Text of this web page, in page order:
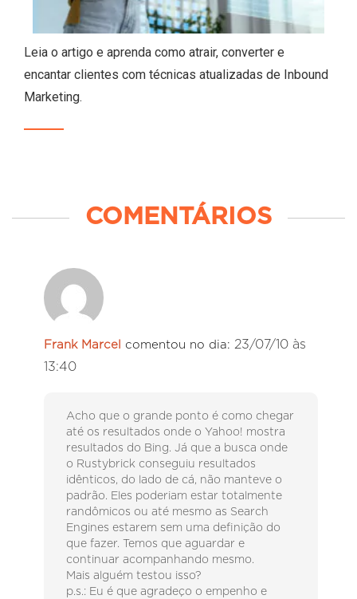
Leia o artigo e aprenda como atrair, converter e
encantar clientes com técnicas atualizadas de Inbound
Marketing.
COMENTÁRIOS
Frank Marcel comentou no dia: 23/07/10 às
13:40
Acho que o grande ponto é como chegar
até os resultados onde o Yahoo! mostra
resultados do Bing. Já que a busca onde
o Rustybrick conseguiu resultados
idênticos, do lado de cá, não manteve o
padrão. Eles poderiam estar totalmente
randômicos ou até mesmo as Search
Engines estarem sem uma definição do
que fazer. Temos que aguardar e
continuar acompanhando mesmo.
Mais alguém testou isso?
p.s.: Eu é que agradeço o empenho e